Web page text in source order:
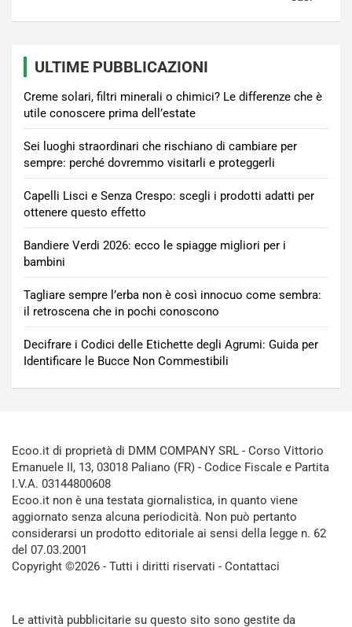
ULTIME PUBBLICAZIONI
Creme solari, filtri minerali o chimici? Le differenze che è
utile conoscere prima dell’estate
Sei luoghi straordinari che rischiano di cambiare per
sempre: perché dovremmo visitarli e proteggerli
Capelli Lisci e Senza Crespo: scegli i prodotti adatti per
ottenere questo effetto
Bandiere Verdi 2026: ecco le spiagge migliori per i
bambini
Tagliare sempre l’erba non è così innocuo come sembra:
il retroscena che in pochi conoscono
Decifrare i Codici delle Etichette degli Agrumi: Guida per
Identificare le Bucce Non Commestibili
Ecoo.it di proprietà di DMM COMPANY SRL - Corso Vittorio
Emanuele II, 13, 03018 Paliano (FR) - Codice Fiscale e Partita
I.V.A. 03144800608
Ecoo.it non è una testata giornalistica, in quanto viene
aggiornato senza alcuna periodicità. Non può pertanto
considerarsi un prodotto editoriale ai sensi della legge n. 62
del 07.03.2001
Copyright ©2026 - Tutti i diritti riservati - Contattaci
Le attività pubblicitarie su questo sito sono gestite da